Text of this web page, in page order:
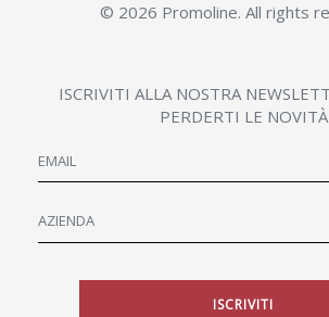
© 2026 Promoline. All rights
ISCRIVITI ALLA NOSTRA
PERDERTI LE NOVITÀ
ISCRIVITI